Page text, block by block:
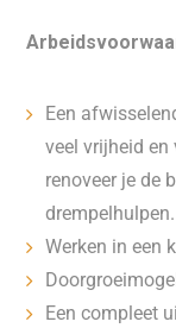
Een
veel vrijheid en
renoveer je de
drempelhulpen.
Werken in een
Een compleet